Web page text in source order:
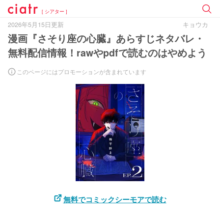
[ シアター ]
2026年5月15日更新 キョウカ
漫画『さそり座の心臓』あらすじネタバレ・
無料配信情報！rawやpdfで読むのはやめよう
このページにはプロモーションが含まれています
無料でコミックシーモアで読む